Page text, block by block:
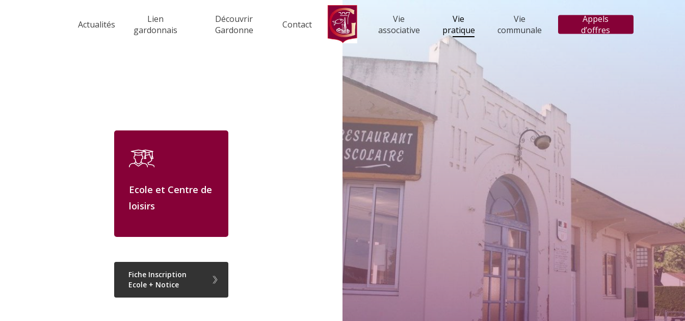
Actualités
Lien
gardonnais
Découvrir
Gardonne
Contact
Vie
associative
Vie
pratique
Vie
communale
Appels
d’offres
Ecole et Centre de
loisirs
Fiche Inscription
Ecole + Notice